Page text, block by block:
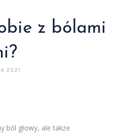
z bólami
2021
ból głowy, ale także